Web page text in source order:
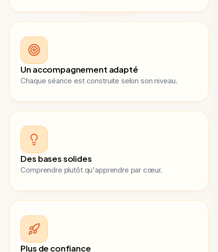
Un accompagnement adapté
Chaque séance est construite selon son niveau.
Des bases solides
Comprendre plutôt qu'apprendre par cœur.
Plus de confiance